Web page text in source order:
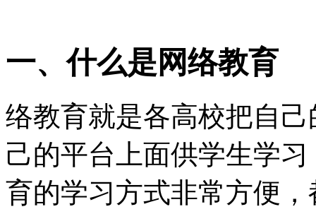
一、什么是网络教育
络教育就是各高校把自
己的平台上面供学生学
育的学习方式非常方便